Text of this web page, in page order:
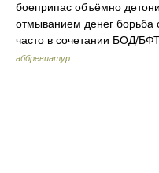
боеприпас объёмно
отмыванием денег борьба
часто в сочетании БОД/
аббревиатур